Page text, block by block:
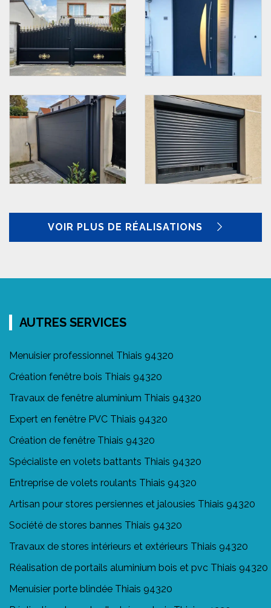
VOIR PLUS DE RÉALISATIONS
AUTRES SERVICES
Menuisier professionnel Thiais 94320
Création fenêtre bois Thiais 94320
Travaux de fenêtre aluminium Thiais 94320
Expert en fenêtre PVC Thiais 94320
Création de fenêtre Thiais 94320
Spécialiste en volets battants Thiais 94320
Entreprise de volets roulants Thiais 94320
Artisan pour stores persiennes et jalousies Thiais 94320
Société de stores bannes Thiais 94320
Travaux de stores intérieurs et extérieurs Thiais 94320
Réalisation de portails aluminium bois et pvc Thiais 94320
Menuisier porte blindée Thiais 94320